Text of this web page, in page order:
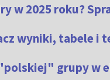
w 2025 roku?
wyniki, tabele i
grupy w